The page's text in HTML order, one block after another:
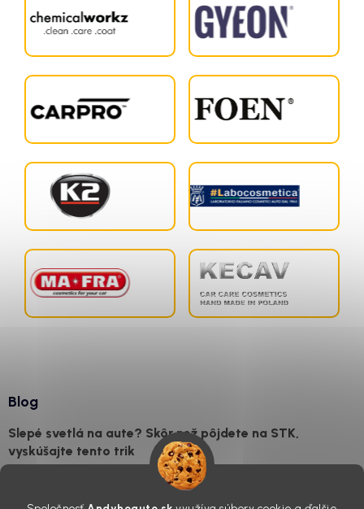
Blog
Slepé svetlá na aute? Skôr než pôjdete na STK,
vyskúšajte tento trik